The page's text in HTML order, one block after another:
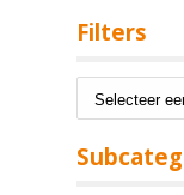
Filters